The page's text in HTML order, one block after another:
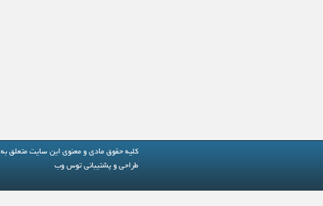
کلیه حقوق مادی و معنوی این سایت متعلق به
طراحی و پشتیبانی توس وب